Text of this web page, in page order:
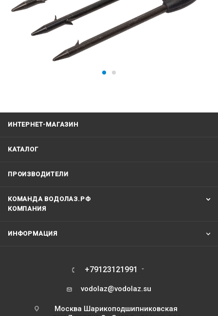
ИНТЕРНЕТ-МАГАЗИН
КАТАЛОГ
ПРОИЗВОДИТЕЛИ
КОМАНДА ВОДОЛАЗ.РФ
КОМПАНИЯ
ИНФОРМАЦИЯ
+79123121991
vodolaz@vodolaz.su
Москва Шарикоподшипниковская